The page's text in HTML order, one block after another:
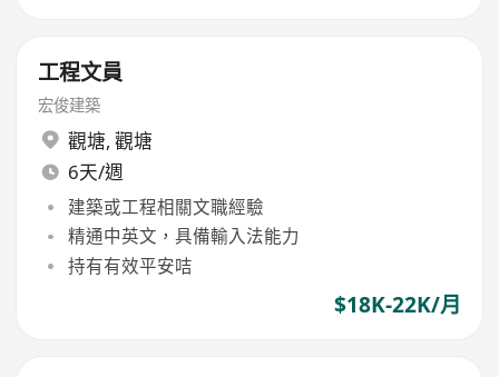
工程文員
宏俊建築
觀塘, 觀塘
6天/週
建築或工程相關文職經驗
精通中英文，具備輸入法能力
持有有效平安咭
$18K-22K/月